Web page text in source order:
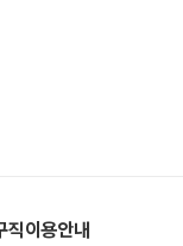
직이용안내